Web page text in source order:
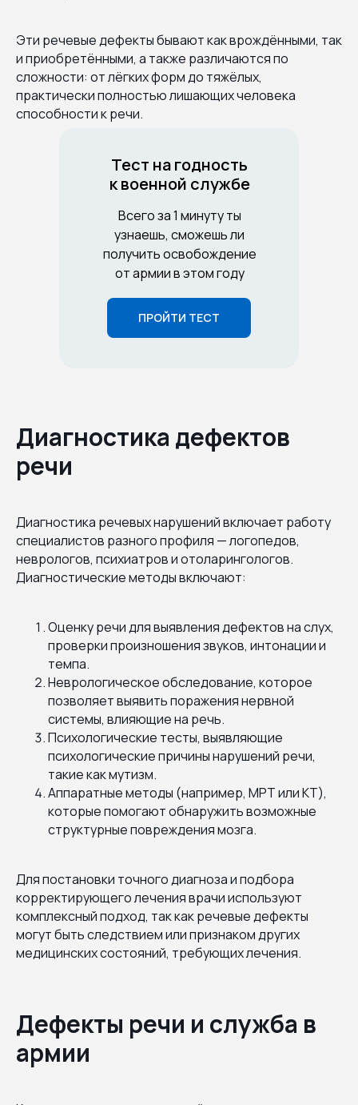
Эти речевые дефекты бывают как врождёнными, так
и приобретёнными, а также различаются по
сложности: от лёгких форм до тяжёлых,
практически полностью лишающих человека
способности к речи.
ПРОЙТИ ТЕСТ
Тест на годность
к военной службе
Всего за 1 минуту ты
узнаешь, сможешь ли
получить освобождение
от армии в этом году
Диагностика дефектов
речи
Диагностика речевых нарушений включает работу
специалистов разного профиля — логопедов,
неврологов, психиатров и отоларингологов.
Диагностические методы включают:
Оценку речи для выявления дефектов на слух,
проверки произношения звуков, интонации и
темпа.
Неврологическое обследование, которое
позволяет выявить поражения нервной
системы, влияющие на речь.
Психологические тесты, выявляющие
психологические причины нарушений речи,
такие как мутизм.
Аппаратные методы (например, МРТ или КТ),
которые помогают обнаружить возможные
структурные повреждения мозга.
Для постановки точного диагноза и подбора
корректирующего лечения врачи используют
комплексный подход, так как речевые дефекты
могут быть следствием или признаком других
медицинских состояний, требующих лечения.
Дефекты речи и служба в
армии